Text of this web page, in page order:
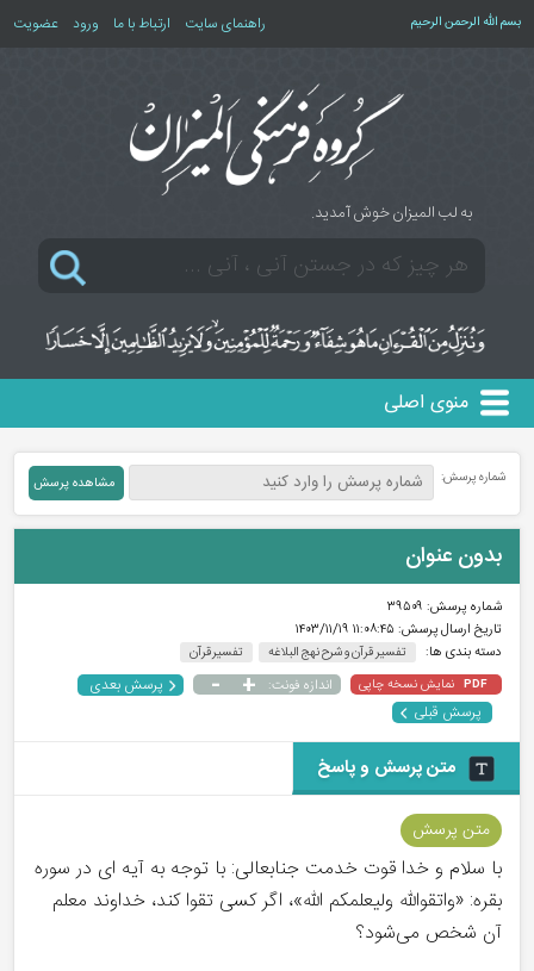
بسم الله الرحمن الرحیم راهنمای سایت ارتباط با ما ورود عضویت
به لب المیزان خوش آمدید.
منوی اصلی
شماره پرسش:
بدون عنوان
شماره پرسش: ۳۹۵۰۹
تاریخ ارسال پرسش: ۱۱:۰۸:۴۵ ۱۴۰۳/۱۱/۱۹
دسته بندی ها:
تفسیر قرآن و شرح نهج البلاغه تفسیر قرآن
PDF نمایش نسخه چاپی اندازه فونت: +
-
پرسش بعدی
پرسش قبلی
متن پرسش و پاسخ
متن پرسش
با سلام و خدا قوت خدمت جنابعالی: با توجه به آیه ای در سوره
بقره: «واتقوالله ولیعلمکم الله»، اگر کسی تقوا کند، خداوند معلم
آن شخص می‌شود؟